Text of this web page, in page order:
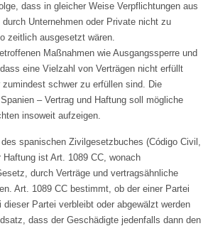
dass in gleicher Weise Verpflichtungen aus
durch Unternehmen oder Private nicht zu
zeitlich ausgesetzt wären.
Maßnahmen wie Ausgangssperre und
eine Vielzahl von Verträgen nicht erfüllt
zumindest schwer zu erfüllen sind. Die
– Vertrag und Haftung soll mögliche
insoweit aufzeigen.
spanischen Zivilgesetzbuches (Código Civil,
ist Art. 1089 CC, wonach
durch Verträge und vertragsähnliche
Art. 1089 CC bestimmt, ob der einer Partei
Partei verbleibt oder abgewälzt werden
dass der Geschädigte jedenfalls dann den